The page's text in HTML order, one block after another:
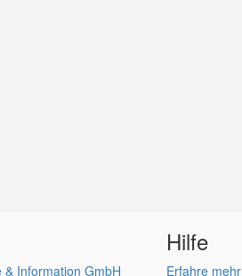
& Information GmbH
Hilfe
Erfahre mehr